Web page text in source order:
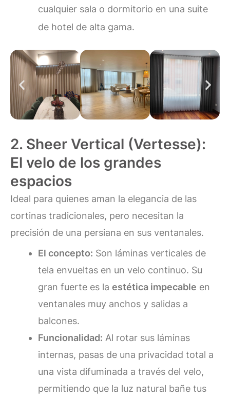
cualquier sala o dormitorio en una suite
de hotel de alta gama.
2. Sheer Vertical (Vertesse):
El velo de los grandes
espacios
Ideal para quienes aman la elegancia de las
cortinas tradicionales, pero necesitan la
precisión de una persiana en sus ventanales.
El concepto: Son láminas verticales de
tela envueltas en un velo continuo. Su
gran fuerte es la estética impecable en
ventanales muy anchos y salidas a
balcones.
Funcionalidad: Al rotar sus láminas
internas, pasas de una privacidad total a
una vista difuminada a través del velo,
permitiendo que la luz natural bañe tus